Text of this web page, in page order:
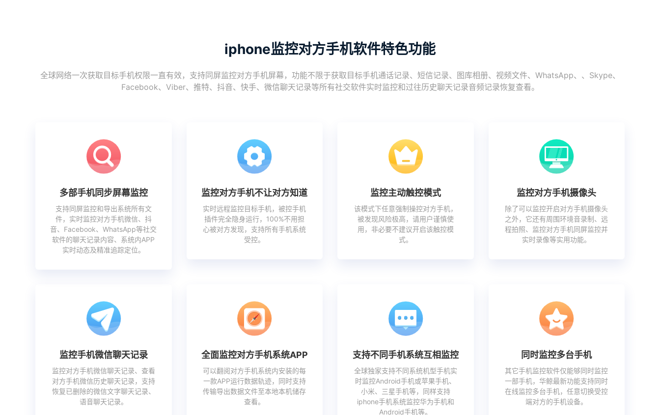
iphone监控对方手机软件特色功能
全球网络一次获取目标手机权限一直有效，支持同屏监控对方手机屏幕，功能不限于获取目标手机通话记录、短信记录、图库相册、视频文件、WhatsApp、、Skype、
Facebook、Viber、推特、抖音、快手、微信聊天记录等所有社交软件实时监控和过往历史聊天记录音频记录恢复查看。
多部手机同步屏幕监控
支持同屏监控和导出系统所有文
件，实时监控对方手机微信、抖
音、Facebook、WhatsApp等社交
软件的聊天记录内容、系统内APP
实时动态及精准追踪定位。
监控对方手机不让对方知道
实时远程监控目标手机，被控手机
插件完全隐身运行，100%不用担
心被对方发现，支持所有手机系统
受控。
监控主动触控模式
该模式下任意强制操控对方手机，
被发现风险极高，请用户谨慎使
用，非必要不建议开启该触控模
式。
监控对方手机摄像头
除了可以监控开启对方手机摄像头
之外，它还有周围环境音录制、远
程拍照、监控对方手机同屏监控并
实时录像等实用功能。
监控手机微信聊天记录
监控对方手机微信聊天记录、查看
对方手机微信历史聊天记录，支持
恢复已删除的微信文字聊天记录、
语音聊天记录。
全面监控对方手机系统APP
可以翻阅对方手机系统内安装的每
一款APP运行数据轨迹，同时支持
传输导出数据文件至本地本机储存
查看。
支持不同手机系统互相监控
全球独家支持不同系统机型手机实
时监控Android手机或苹果手机、
小米、三星手机等，同样支持
iphone手机系统监控华为手机和
Android手机等。
同时监控多台手机
其它手机监控软件仅能够同时监控
一部手机，华鲸最新功能支持同时
在线监控多台手机，任意切换受控
端对方的手机设备。